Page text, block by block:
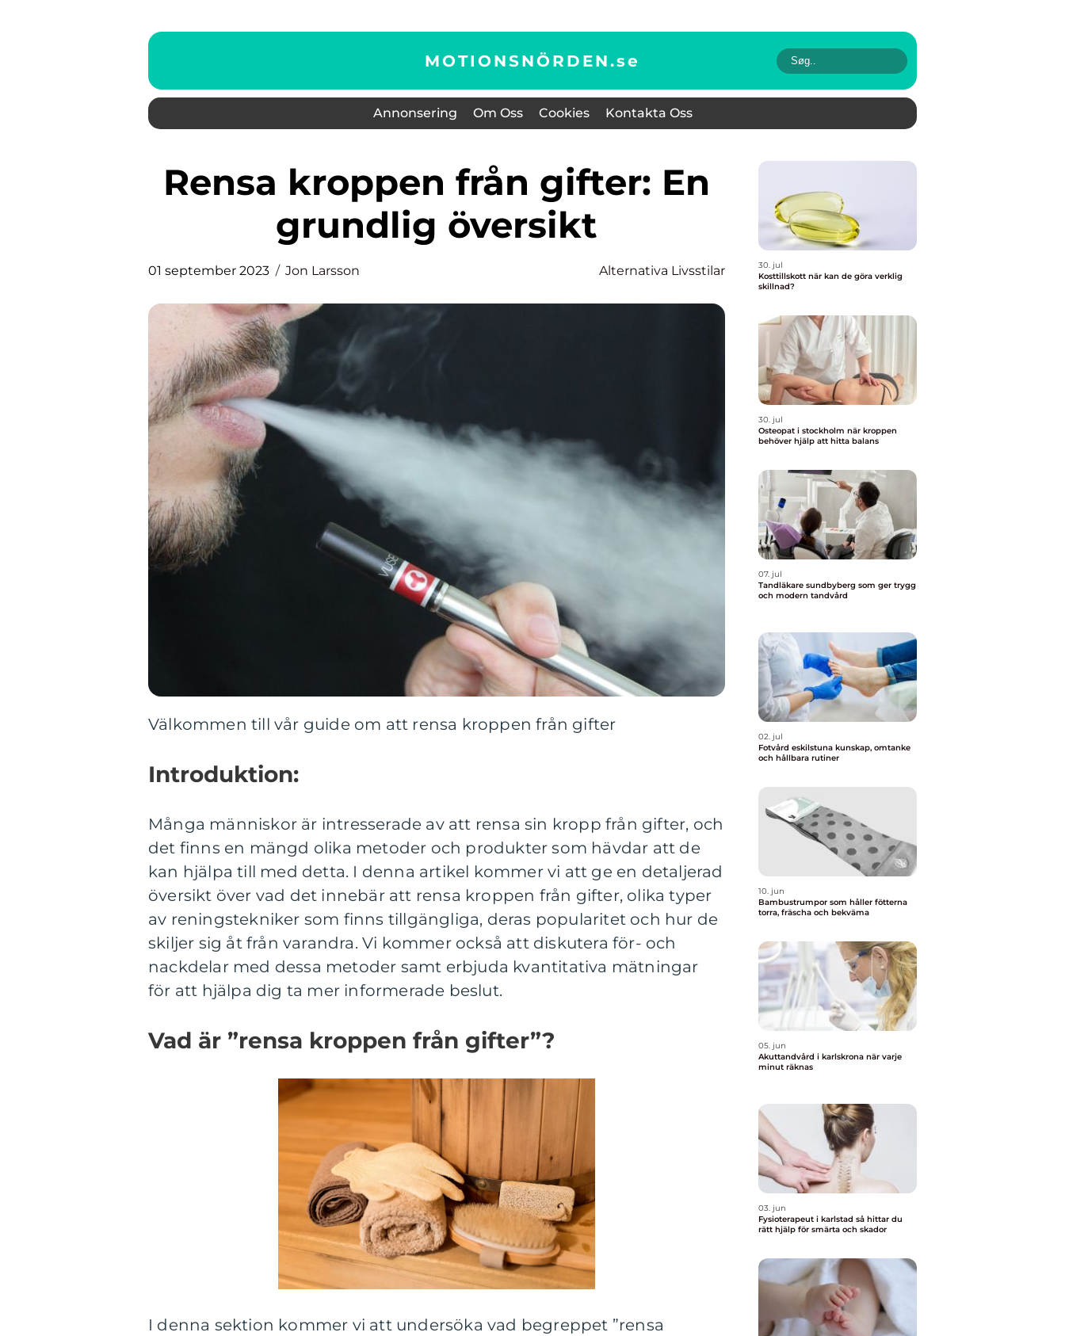
MOTIONSNÖRDEN.se
Annonsering Om Oss Cookies Kontakta Oss
Rensa kroppen från gifter: En
grundlig översikt
01 september 2023 Jon Larsson Alternativa Livsstilar
Välkommen till vår guide om att rensa kroppen från gifter
Introduktion:
Många människor är intresserade av att rensa sin kropp från gifter, och
det finns en mängd olika metoder och produkter som hävdar att de
kan hjälpa till med detta. I denna artikel kommer vi att ge en detaljerad
översikt över vad det innebär att rensa kroppen från gifter, olika typer
av reningstekniker som finns tillgängliga, deras popularitet och hur de
skiljer sig åt från varandra. Vi kommer också att diskutera för- och
nackdelar med dessa metoder samt erbjuda kvantitativa mätningar
för att hjälpa dig ta mer informerade beslut.
Vad är ”rensa kroppen från gifter”?
I denna sektion kommer vi att undersöka vad begreppet ”rensa
30. jul
Kosttillskott när kan de göra verklig
skillnad?
30. jul
Osteopat i stockholm när kroppen
behöver hjälp att hitta balans
07. jul
Tandläkare sundbyberg som ger trygg
och modern tandvård
02. jul
Fotvård eskilstuna kunskap, omtanke
och hållbara rutiner
10. jun
Bambustrumpor som håller fötterna
torra, fräscha och bekväma
05. jun
Akuttandvård i karlskrona när varje
minut räknas
03. jun
Fysioterapeut i karlstad så hittar du
rätt hjälp för smärta och skador